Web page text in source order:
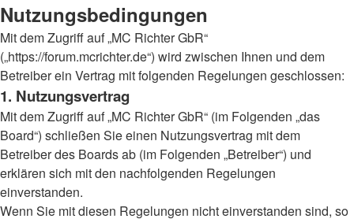
Nutzungsbedingungen
Mit dem Zugriff auf „MC Richter GbR“
(„https://forum.mcrichter.de“) wird zwischen Ihnen und dem
Betreiber ein Vertrag mit folgenden Regelungen geschlossen:
1. Nutzungsvertrag
Mit dem Zugriff auf „MC Richter GbR“ (im Folgenden „das
Board“) schließen Sie einen Nutzungsvertrag mit dem
Betreiber des Boards ab (im Folgenden „Betreiber“) und
erklären sich mit den nachfolgenden Regelungen
einverstanden.
Wenn Sie mit diesen Regelungen nicht einverstanden sind, so